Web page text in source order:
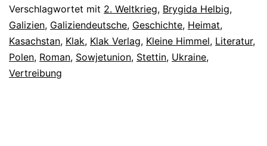
Verschlagwortet mit 2. Weltkrieg, Brygida Helbig,
Galizien, Galiziendeutsche, Geschichte, Heimat,
Kasachstan, Klak, Klak Verlag, Kleine Himmel, Literatur,
Polen, Roman, Sowjetunion, Stettin, Ukraine,
Vertreibung